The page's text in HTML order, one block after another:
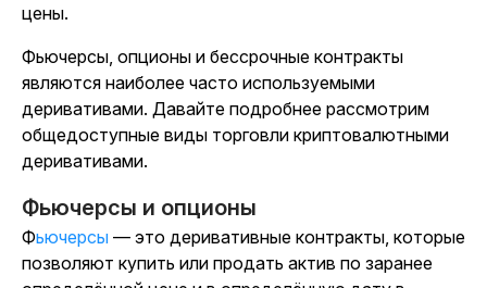
цены.
Фьючерсы, опционы и бессрочные контракты
являются наиболее часто используемыми
деривативами. Давайте подробнее рассмотрим
общедоступные виды торговли криптовалютными
деривативами.
Фьючерсы и опционы
Фьючерсы — это деривативные контракты, которые
позволяют купить или продать актив по заранее